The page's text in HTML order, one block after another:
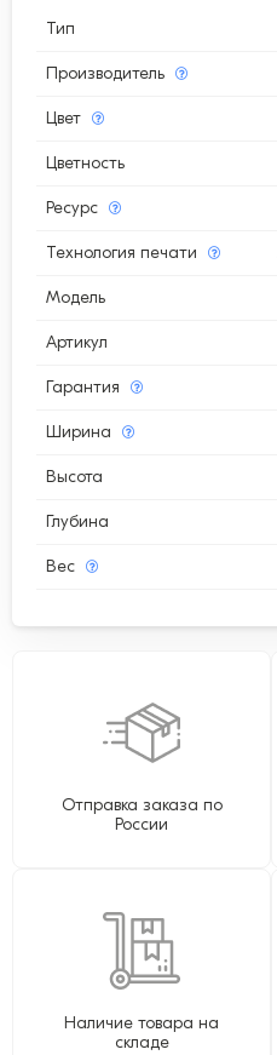
Тип
Производитель
Цвет
Цветность
Ресурс
Технология печати
Модель
Артикул
Гарантия
Ширина
Высота
Глубина
Вес
Отправка заказа по
России
Наличие товара на
складе